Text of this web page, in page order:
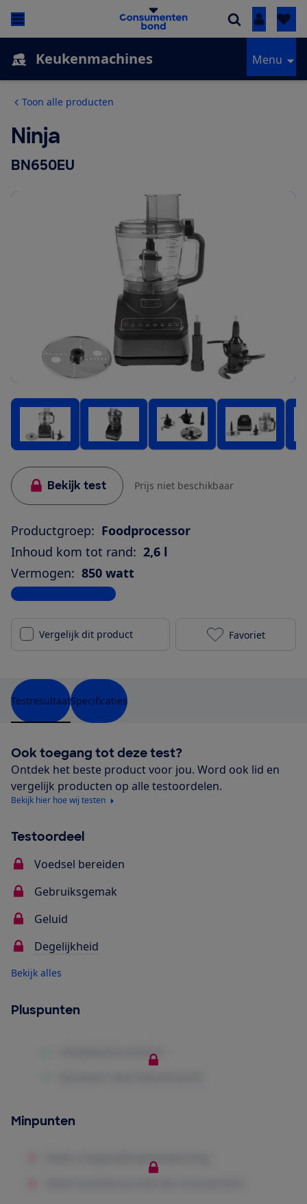
Inloggen
Keukenmachines Menu
Toon alle producten
Ninja
BN650EU
Bekijk test Prijs niet beschikbaar
Productgroep: Foodprocessor
Inhoud kom tot rand: 2,6 l
Vermogen: 850 watt
Bekijk alle specificaties
Vergelijk dit product Ninja
Favoriet
TestresultaatSpecificaties
Ook toegang tot deze test?
Ontdek het beste product voor jou. Word ook lid en
vergelijk producten op alle testoordelen.
Bekijk hier hoe wij testen
Testoordeel
Voedsel bereiden
Gebruiksgemak
Geluid
Degelijkheid
Bekijk alles
Pluspunten
Minpunten